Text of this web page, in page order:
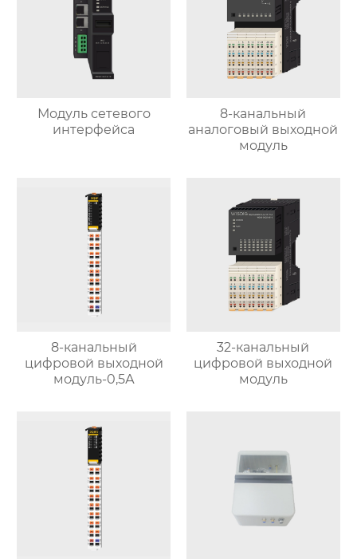
Модуль сетевого
интерфейса
8-канальный
аналоговый выходной
модуль
8-канальный
цифровой выходной
модуль-0,5А
32-канальный
цифровой выходной
модуль